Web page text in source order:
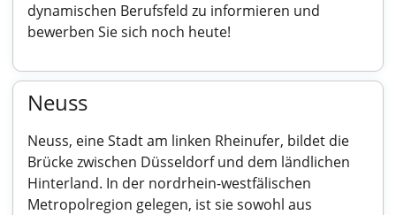
dynamischen Berufsfeld zu informieren und
bewerben Sie sich noch heute!
Neuss
Neuss, eine Stadt am linken Rheinufer, bildet die
Brücke zwischen Düsseldorf und dem ländlichen
Hinterland. In der nordrhein-westfälischen
Metropolregion gelegen, ist sie sowohl aus